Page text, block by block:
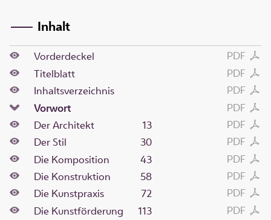
Inhalt
PDF
Vorderdeckel
PDF
Titelblatt
PDF
Inhaltsverzeichnis
PDF
Vorwort
PDF
13
Der Architekt
PDF
30
Der Stil
PDF
43
Die Komposition
PDF
58
Die Konstruktion
PDF
72
Die Kunstpraxis
PDF
113
Die Kunstförderung